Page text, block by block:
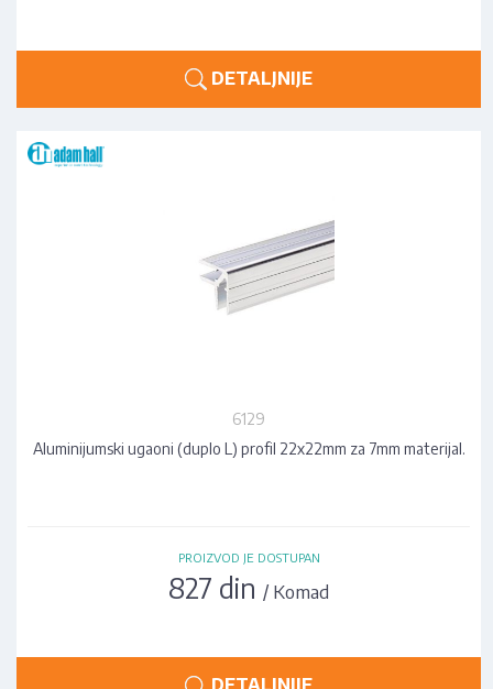
DETALJNIJE
6129
Aluminijumski ugaoni (duplo L) profil 22x22mm za 7mm materijal.
PROIZVOD JE DOSTUPAN
827 din / Komad
DETALJNIJE